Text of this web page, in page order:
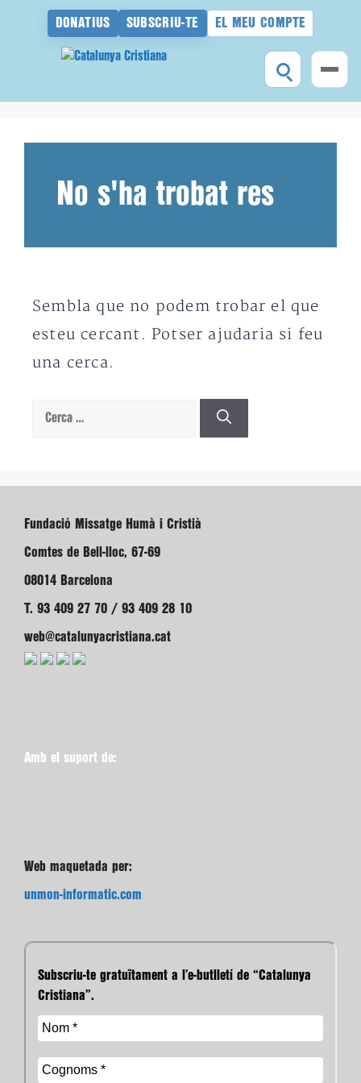
DONATIUS SUBSCRIU-TE EL MEU COMPTE
No s'ha trobat res
Sembla que no podem trobar el que
esteu cercant. Potser ajudaria si feu
una cerca.
Cerca:
Fundació Missatge Humà i Cristià
Comtes de Bell-lloc, 67-69
08014 Barcelona
T. 93 409 27 70 / 93 409 28 10
web@catalunyacristiana.cat
Amb el suport de:
Web maquetada per:
unmon-informatic.com
Subscriu-te gratuïtament a l’e-butlletí de “Catalunya
Cristiana”.